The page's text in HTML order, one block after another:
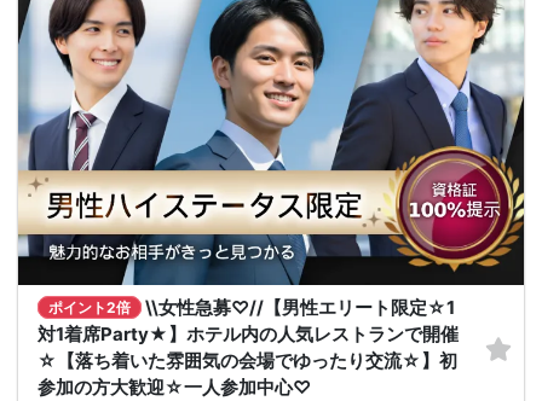
ポイント2倍
\\女性急募♡//【男性エリート限定☆1
対1着席Party★】ホテル内の人気レストランで開催
☆【落ち着いた雰囲気の会場でゆったり交流☆】初
参加の方大歓迎☆一人参加中心♡